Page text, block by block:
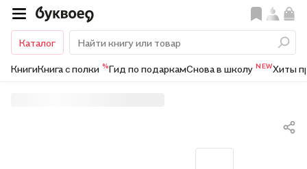
Каталог
КнигиКнига с полки %Гид по подаркамСнова в школу NEWХиты